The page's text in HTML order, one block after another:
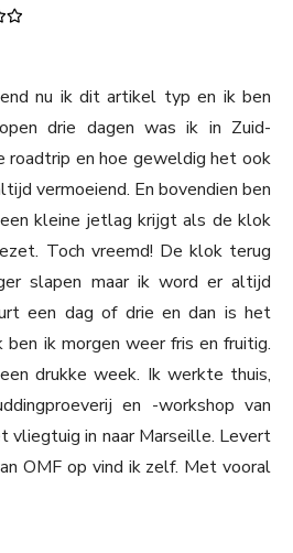
nu ik dit artikel typ en ik ben
drie dagen was ik in Zuid-
roadtrip en hoe geweldig het ook
vermoeiend. En bovendien ben
kleine jetlag krijgt als de klok
Toch vreemd! De klok terug
slapen maar ik word er altijd
een dag of drie en dan is het
ik morgen weer fris en fruitig.
drukke week. Ik werkte thuis,
en -workshop van
vliegtuig in naar Marseille. Levert
OMF op vind ik zelf. Met vooral